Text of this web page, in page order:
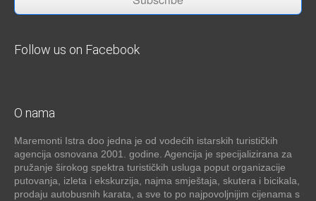
Follow us on Facebook
O nama
Maremonti Istra doo jedna je od vodećih istarskih turističkih
agencija osnovana 2001. godine. Agencija je specijalizirana za
pružanje širokog spektra turističkih usluga poput organizacije
putovanja, izleta i ekskurzija, najma smještaja, skutera i bicikala,
prodaju autobusnih karata, a sve to po najpovoljnijim cijenama s